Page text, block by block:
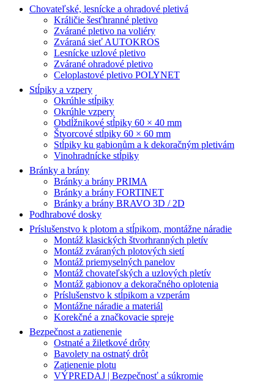
Chovateľské, lesnícke a ohradové pletivá
Králičie šesťhranné pletivo
Zvárané pletivo na voliéry
Zváraná sieť AUTOKROS
Lesnícke uzlové pletivo
Zvárané ohradové pletivo
Celoplastové pletivo POLYNET
Stĺpiky a vzpery
Okrúhle stĺpiky
Okrúhle vzpery
Obdĺžnikové stĺpiky 60 × 40 mm
Štvorcové stĺpiky 60 × 60 mm
Stĺpiky ku gabionům a k dekoračným pletivám
Vinohradnícke stĺpiky
Bránky a brány
Bránky a brány PRIMA
Bránky a brány FORTINET
Bránky a brány BRAVO 3D / 2D
Podhrabové dosky
Príslušenstvo k plotom a stĺpikom, montážne náradie
Montáž klasických štvorhranných pletív
Montáž zváraných plotových sietí
Montáž priemyselných panelov
Montáž chovateľských a uzlových pletív
Montáž gabionov a dekoračného oplotenia
Príslušenstvo k stĺpikom a vzperám
Montážne náradie a materiál
Korekčné a značkovacie spreje
Bezpečnost a zatienenie
Ostnaté a žiletkové drôty
Bavolety na ostnatý drôt
Zatienenie plotu
VÝPREDAJ | Bezpečnosť a súkromie